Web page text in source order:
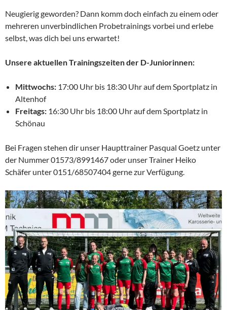
Neugierig geworden? Dann komm doch einfach zu einem oder
mehreren unverbindlichen Probetrainings vorbei und erlebe
selbst, was dich bei uns erwartet!
Unsere aktuellen Trainingszeiten der D-Juniorinnen:
Mittwochs: 17:00 Uhr bis 18:30 Uhr auf dem Sportplatz in
Altenhof
Freitags: 16:30 Uhr bis 18:00 Uhr auf dem Sportplatz in
Schönau
Bei Fragen stehen dir unser Haupttrainer Pasqual Goetz unter
der Nummer 01573/8991467 oder unser Trainer Heiko
Schäfer unter 0151/68507404 gerne zur Verfügung.